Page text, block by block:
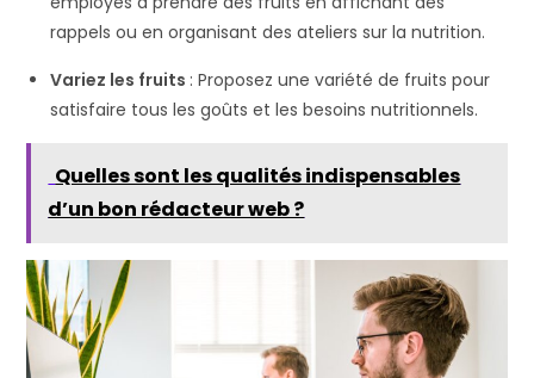
rappels ou en organisant des ateliers sur la nutrition.
Variez les fruits : Proposez une variété de fruits pour
satisfaire tous les goûts et les besoins nutritionnels.
Quelles sont les qualités indispensables
d’un bon rédacteur web ?